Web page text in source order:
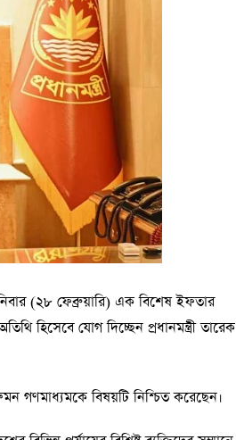
(২৮ ফেব্রুয়ারি) এক বিশেষ ইফতার
হিসেবে যোগ দিচ্ছেন প্রধানমন্ত্রী তারেক
গণমাধ্যমকে বিষয়টি নিশ্চিত করেছেন।